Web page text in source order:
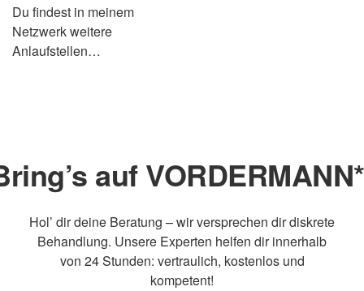
Du findest in meinem
Netzwerk weitere
Anlaufstellen…
auf
Hol’ dir deine Beratung – wir versprechen dir diskrete
Behandlung. Unsere Experten helfen dir innerhalb
von 24 Stunden: vertraulich, kostenlos und
kompetent!